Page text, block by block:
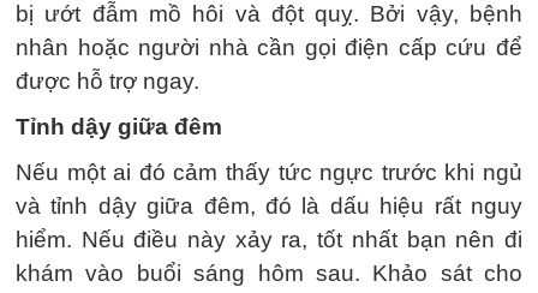
bị ướt đẫm mồ hôi và đột quỵ. Bởi vậy, bệnh
nhân hoặc người nhà cần gọi điện cấp cứu để
được hỗ trợ ngay.
Tỉnh dậy giữa đêm
Nếu một ai đó cảm thấy tức ngực trước khi ngủ
và tỉnh dậy giữa đêm, đó là dấu hiệu rất nguy
hiểm. Nếu điều này xảy ra, tốt nhất bạn nên đi
khám vào buổi sáng hôm sau. Khảo sát cho